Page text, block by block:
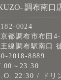
調布南口
0024
都調布市布田
線調布駅南口
2018-8889
～23:30
22:30 / ドリ